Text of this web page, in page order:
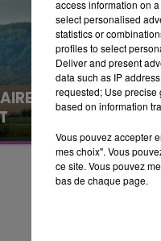
DE CHOOZ
que la centrale
à l'arrêt. Une situation
intense qui est
access information on
select personalised
statistics or
profiles to select
Deliver and present
data such as IP
requested; Use precise
based on information
Vous pouvez accepter
mes choix". Vous
ce site. Vous pouvez
bas de chaque page.